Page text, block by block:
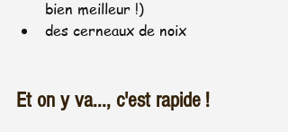
bien meilleur !)
des cerneaux de noix
Et on y va..., c'est rapide !